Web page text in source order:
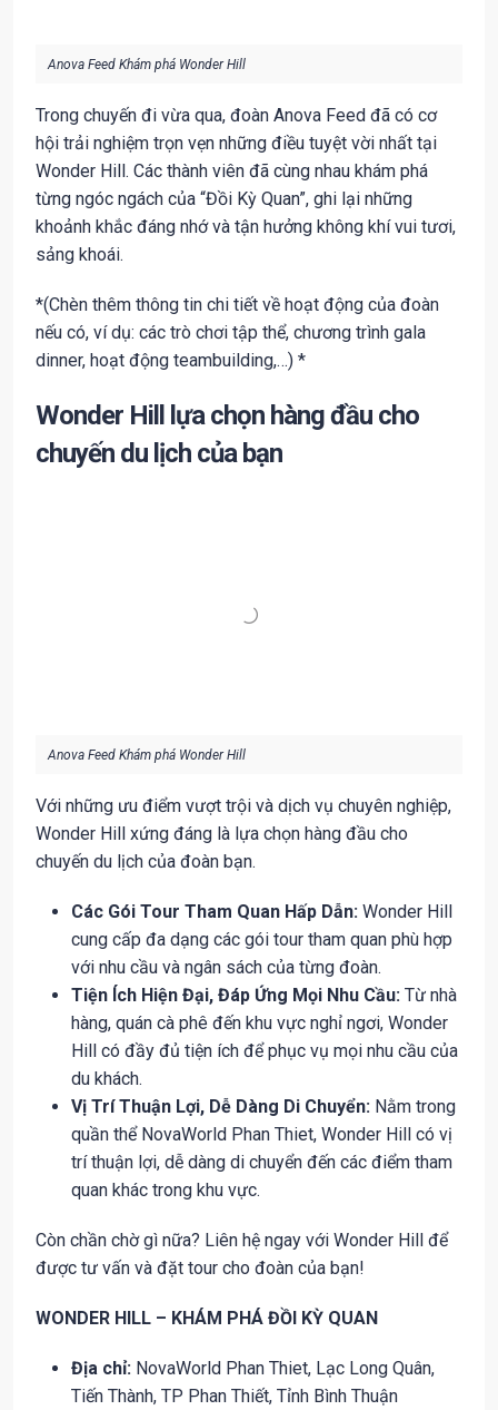
Anova Feed Khám phá Wonder Hill
Trong chuyến đi vừa qua, đoàn Anova Feed đã có cơ
hội trải nghiệm trọn vẹn những điều tuyệt vời nhất tại
Wonder Hill. Các thành viên đã cùng nhau khám phá
từng ngóc ngách của “Đồi Kỳ Quan”, ghi lại những
khoảnh khắc đáng nhớ và tận hưởng không khí vui tươi,
sảng khoái.
*(Chèn thêm thông tin chi tiết về hoạt động của đoàn
nếu có, ví dụ: các trò chơi tập thể, chương trình gala
dinner, hoạt động teambuilding,…) *
Wonder Hill lựa chọn hàng đầu cho
chuyến du lịch của bạn
Anova Feed Khám phá Wonder Hill
Với những ưu điểm vượt trội và dịch vụ chuyên nghiệp,
Wonder Hill xứng đáng là lựa chọn hàng đầu cho
chuyến du lịch của đoàn bạn.
Các Gói Tour Tham Quan Hấp Dẫn: Wonder Hill
cung cấp đa dạng các gói tour tham quan phù hợp
với nhu cầu và ngân sách của từng đoàn.
Tiện Ích Hiện Đại, Đáp Ứng Mọi Nhu Cầu: Từ nhà
hàng, quán cà phê đến khu vực nghỉ ngơi, Wonder
Hill có đầy đủ tiện ích để phục vụ mọi nhu cầu của
du khách.
Vị Trí Thuận Lợi, Dễ Dàng Di Chuyển: Nằm trong
quần thể NovaWorld Phan Thiet, Wonder Hill có vị
trí thuận lợi, dễ dàng di chuyển đến các điểm tham
quan khác trong khu vực.
Còn chần chờ gì nữa? Liên hệ ngay với Wonder Hill để
được tư vấn và đặt tour cho đoàn của bạn!
WONDER HILL – KHÁM PHÁ ĐỒI KỲ QUAN
Địa chỉ: NovaWorld Phan Thiet, Lạc Long Quân,
Tiến Thành, TP Phan Thiết, Tỉnh Bình Thuận